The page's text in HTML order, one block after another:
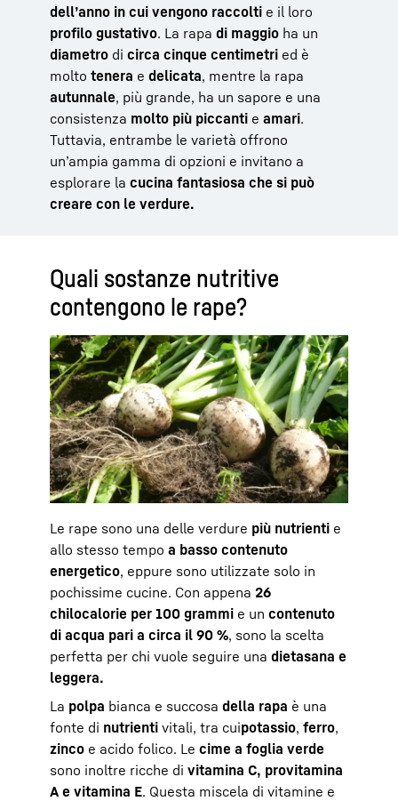
dell’anno in cui vengono raccolti e il loro
profilo gustativo. La rapa di maggio ha un
diametro di circa cinque centimetri ed è
molto tenera e delicata, mentre la rapa
autunnale, più grande, ha un sapore e una
consistenza molto più piccanti e amari.
Tuttavia, entrambe le varietà offrono
un’ampia gamma di opzioni e invitano a
esplorare la cucina fantasiosa che si può
creare con le verdure.
Quali sostanze nutritive
contengono le rape?
Le rape sono una delle verdure più nutrienti e
allo stesso tempo a basso contenuto
energetico, eppure sono utilizzate solo in
pochissime cucine. Con appena 26
chilocalorie per 100 grammi e un contenuto
di acqua pari a circa il 90 %, sono la scelta
perfetta per chi vuole seguire una dietasana e
leggera.
La polpa bianca e succosa della rapa è una
fonte di nutrienti vitali, tra cuipotassio, ferro,
zinco e acido folico. Le cime a foglia verde
sono inoltre ricche di vitamina C, provitamina
A e vitamina E. Questa miscela di vitamine e